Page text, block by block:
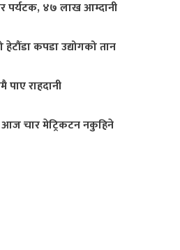
पर्यटक, ४७ लाख आम्दानी
कपडा उद्योगको तान
राहदानी
आज चार मेट्रिकटन नकुहिने